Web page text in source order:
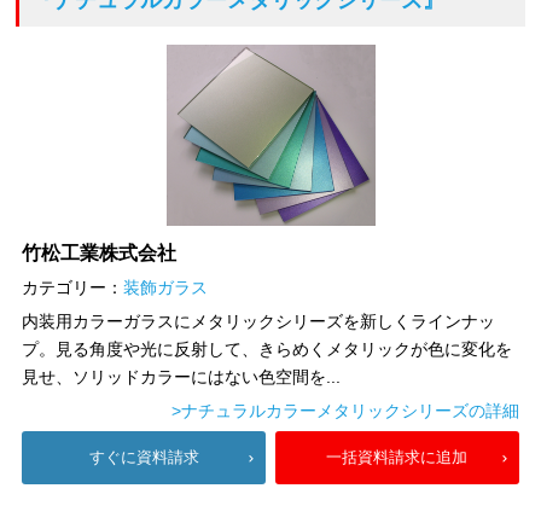
竹松工業株式会社
カテゴリー：装飾ガラス
内装用カラーガラスにメタリックシリーズを新しくラインナッ
プ。見る角度や光に反射して、きらめくメタリックが色に変化を
見せ、ソリッドカラーにはない色空間を...
>ナチュラルカラーメタリックシリーズの詳細
すぐに資料請求 一括資料請求に追加